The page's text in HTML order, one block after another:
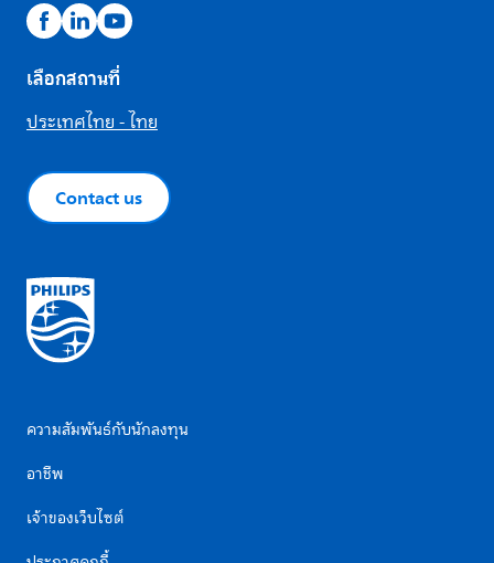
เลือกสถานที่
ประเทศไทย - ไทย
Contact us
ความสัมพันธ์กับนักลงทุน
อาชีพ
เจ้าของเว็บไซต์